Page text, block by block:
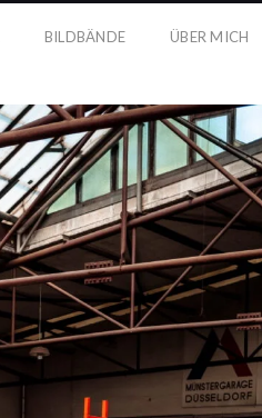
BILDBÄNDE
ÜBER MICH